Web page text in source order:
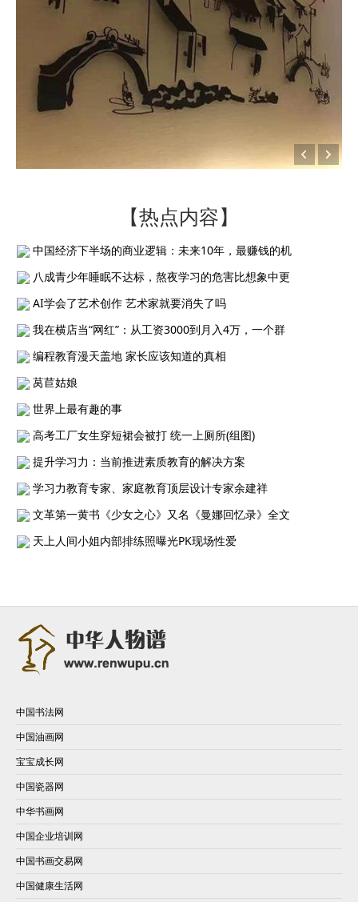
【热点内容】
中国经济下半场的商业逻辑：未来10年，最赚钱的机
八成青少年睡眠不达标，熬夜学习的危害比想象中更
AI学会了艺术创作 艺术家就要消失了吗
我在横店当“网红”：从工资3000到月入4万，一个群
编程教育漫天盖地 家长应该知道的真相
莴苣姑娘
世界上最有趣的事
高考工厂女生穿短裙会被打 统一上厕所(组图)
提升学习力：当前推进素质教育的解决方案
学习力教育专家、家庭教育顶层设计专家余建祥
文革第一黄书《少女之心》又名《曼娜回忆录》全文
天上人间小姐内部排练照曝光PK现场性爱
中国书法网
中国油画网
宝宝成长网
中国瓷器网
中华书画网
中国企业培训网
中国书画交易网
中国健康生活网